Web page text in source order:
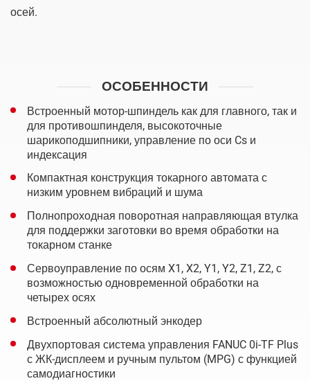
осей.
ОСОБЕННОСТИ
Встроенный мотор-шпиндель как для главного, так и
для противошпинделя, высокоточные
шарикоподшипники, управление по оси Cs и
индексация
Компактная конструкция токарного автомата с
низким уровнем вибраций и шума
Полнопроходная поворотная направляющая втулка
для поддержки заготовки во время обработки на
токарном станке
Сервоуправление по осям X1, X2, Y1, Y2, Z1, Z2, с
возможностью одновременной обработки на
четырех осях
Встроенный абсолютный энкодер
Двухпортовая система управления FANUC 0i-TF Plus
с ЖК-дисплеем и ручным пультом (MPG) с функцией
самодиагностики